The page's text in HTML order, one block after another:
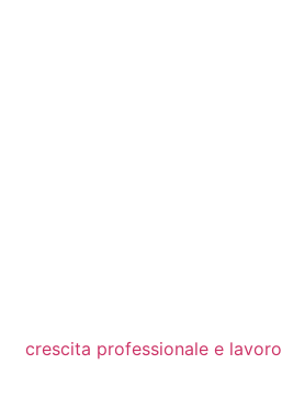
crescita professionale e lavoro